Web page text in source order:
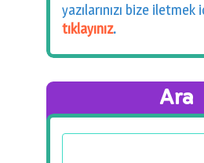
yazılarınızı bize
tıklayınız.
Ara